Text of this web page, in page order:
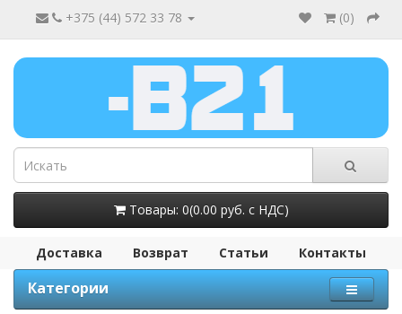
+375 (44) 572 33 78 (0)
Товары: 0(0.00 руб. с НДС)
Доставка Возврат Статьи Контакты
Категории